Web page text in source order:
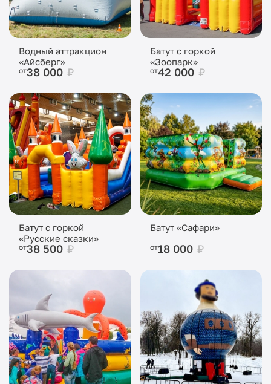
Водный аттракцион
«Айсберг»
от38 000 ₽
Батут с горкой
«Зоопарк»
от42 000 ₽
Батут с горкой
«Русские сказки»
от38 500 ₽
Батут «Сафари»
от18 000 ₽